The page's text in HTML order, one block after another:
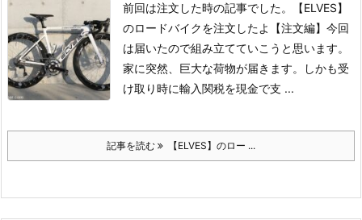
前回は注文した時の記事でした。
【ELVES】
のロードバイクを注文したよ【注文編】 今回
は届いたので組み立てていこうと思います。
家に突然、巨大な荷物が届きます。
しかも受
け取り時に輸入関税を現金で支 ...
記事を読む 【ELVES】のロー ...